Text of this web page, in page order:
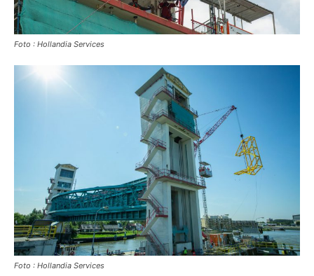
Foto : Hollandia Services
Foto : Hollandia Services